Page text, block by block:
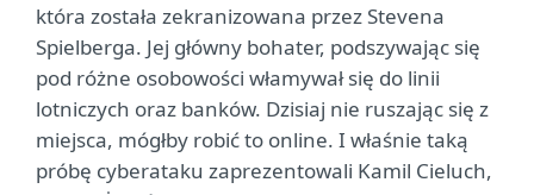
która została zekranizowana przez Stevena
Spielberga. Jej główny bohater, podszywając się
pod różne osobowości włamywał się do linii
lotniczych oraz banków. Dzisiaj nie ruszając się z
miejsca, mógłby robić to online. I właśnie taką
próbę cyberataku zaprezentowali Kamil Cieluch,